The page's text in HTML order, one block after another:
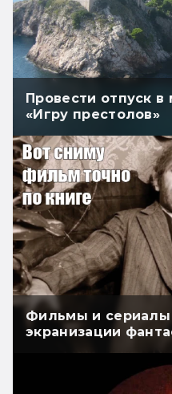
Провести отпуск
«Игру престолов»
Фильмы и сериалы
экранизации